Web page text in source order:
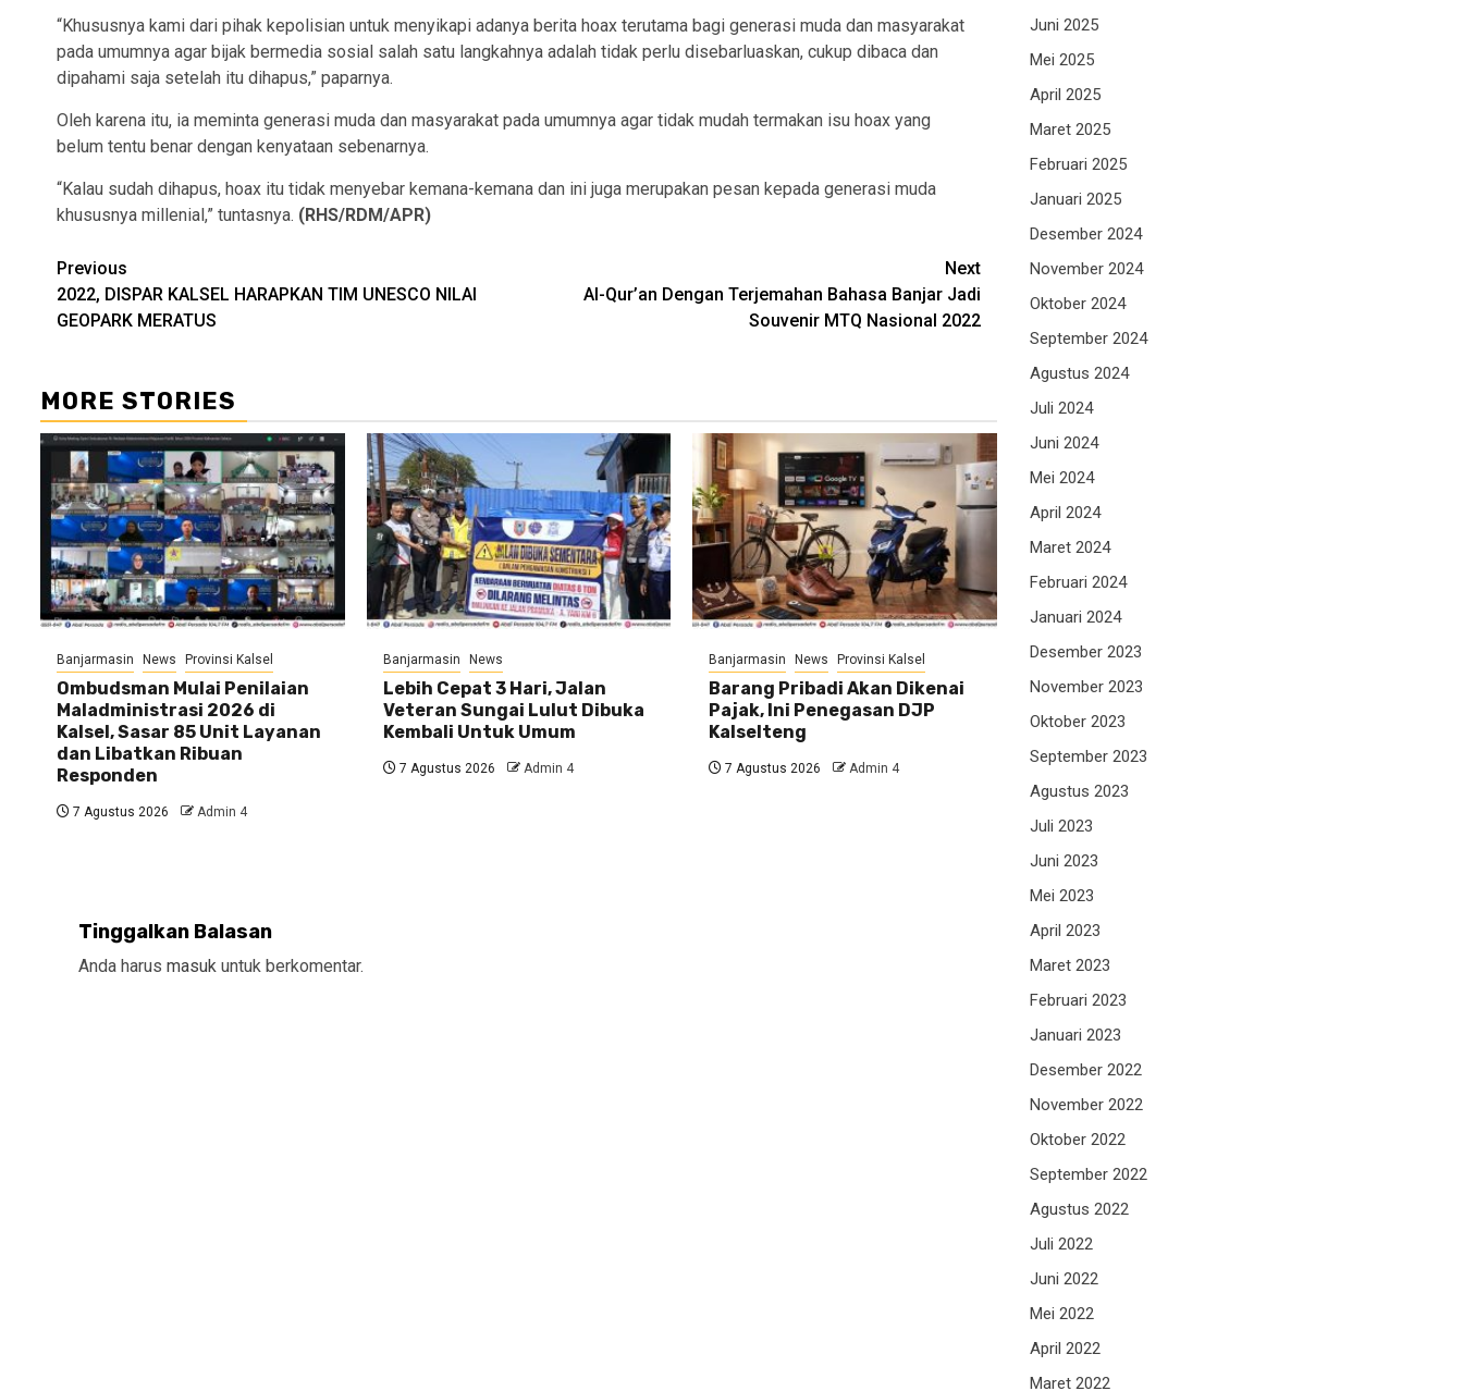
“Khususnya kami dari pihak kepolisian untuk menyikapi adanya berita hoax terutama bagi generasi muda dan masyarakat
pada umumnya agar bijak bermedia sosial salah satu langkahnya adalah tidak perlu disebarluaskan, cukup dibaca dan
dipahami saja setelah itu dihapus,” paparnya.
Oleh karena itu, ia meminta generasi muda dan masyarakat pada umumnya agar tidak mudah termakan isu hoax yang
belum tentu benar dengan kenyataan sebenarnya.
“Kalau sudah dihapus, hoax itu tidak menyebar kemana-kemana dan ini juga merupakan pesan kepada generasi muda
khususnya millenial,” tuntasnya. (RHS/RDM/APR)
Continue
Reading
Previous
2022, DISPAR KALSEL HARAPKAN TIM UNESCO NILAI
GEOPARK MERATUS
Next
Al-Qur’an Dengan Terjemahan Bahasa Banjar Jadi
Souvenir MTQ Nasional 2022
MORE STORIES
Banjarmasin News Provinsi Kalsel
Ombudsman Mulai Penilaian
Maladministrasi 2026 di
Kalsel, Sasar 85 Unit Layanan
dan Libatkan Ribuan
Responden
7 Agustus 2026 Admin 4
Banjarmasin News
Lebih Cepat 3 Hari, Jalan
Veteran Sungai Lulut Dibuka
Kembali Untuk Umum
7 Agustus 2026 Admin 4
Banjarmasin News Provinsi Kalsel
Barang Pribadi Akan Dikenai
Pajak, Ini Penegasan DJP
Kalselteng
7 Agustus 2026 Admin 4
Tinggalkan Balasan
Anda harus masuk untuk berkomentar.
Juni 2025
Mei 2025
April 2025
Maret 2025
Februari 2025
Januari 2025
Desember 2024
November 2024
Oktober 2024
September 2024
Agustus 2024
Juli 2024
Juni 2024
Mei 2024
April 2024
Maret 2024
Februari 2024
Januari 2024
Desember 2023
November 2023
Oktober 2023
September 2023
Agustus 2023
Juli 2023
Juni 2023
Mei 2023
April 2023
Maret 2023
Februari 2023
Januari 2023
Desember 2022
November 2022
Oktober 2022
September 2022
Agustus 2022
Juli 2022
Juni 2022
Mei 2022
April 2022
Maret 2022